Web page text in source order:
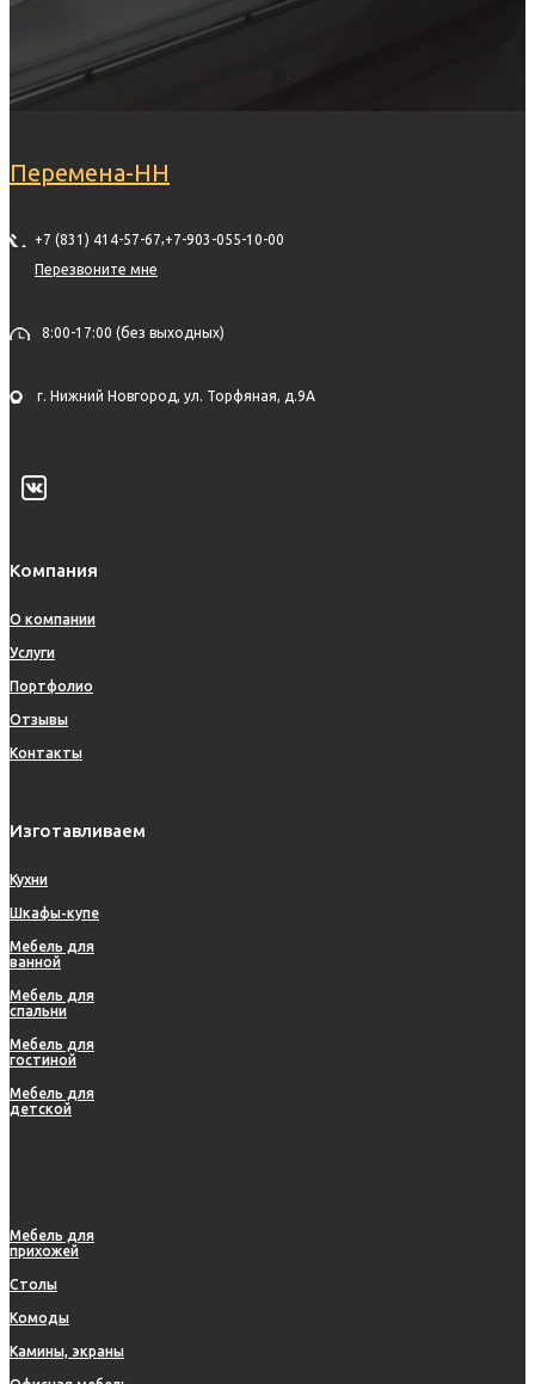
Перемена-НН
+7 (831) 414-57-67,+7-903-055-10-00
Перезвоните мне
8:00-17:00 (без выходных)
г. Нижний Новгород, ул. Торфяная, д.9А
Компания
О компании
Услуги
Портфолио
Отзывы
Контакты
Изготавливаем
Кухни
Шкафы-купе
Мебель для
ванной
Мебель для
спальни
Мебель для
гостиной
Мебель для
детской
Мебель для
прихожей
Столы
Комоды
Камины, экраны